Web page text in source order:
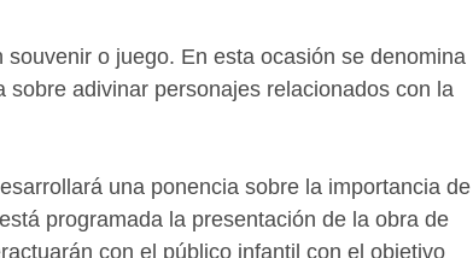
o juego. En esta ocasión se denomina
sobre adivinar personajes relacionados con la
una ponencia sobre la importancia de
programada la presentación de la obra de
con el público infantil con el objetivo